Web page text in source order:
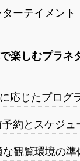
ーテイメント
楽しむプラネ
応じたプログ
約とスケジュ
な観覧環境の準